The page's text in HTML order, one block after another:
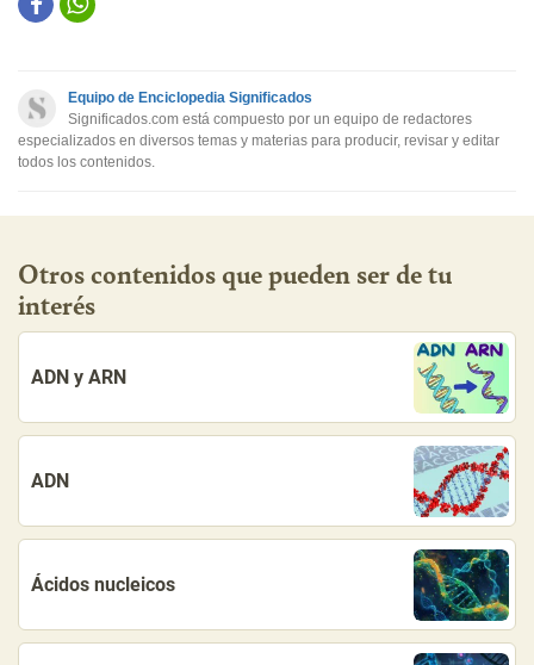
Este contenido contiene información incorrecta
Otro
Equipo de Enciclopedia Significados
Significados.com está compuesto por un equipo de redactores
especializados en diversos temas y materias para producir, revisar y editar
todos los contenidos.
Otros contenidos que pueden ser de tu
interés
ADN y ARN
ADN
Ácidos nucleicos